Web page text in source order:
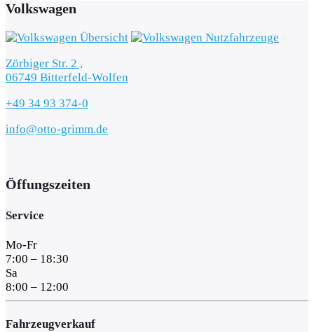
Volkswagen
Zörbiger Str. 2 ,
06749 Bitterfeld-Wolfen
+49 34 93 374-0
info@otto-grimm.de
Öffungszeiten
Service
Mo-Fr
7:00 – 18:30
Sa
8:00 – 12:00
Fahrzeugverkauf